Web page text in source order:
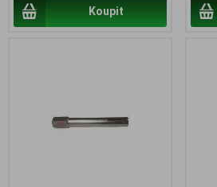
Koupit